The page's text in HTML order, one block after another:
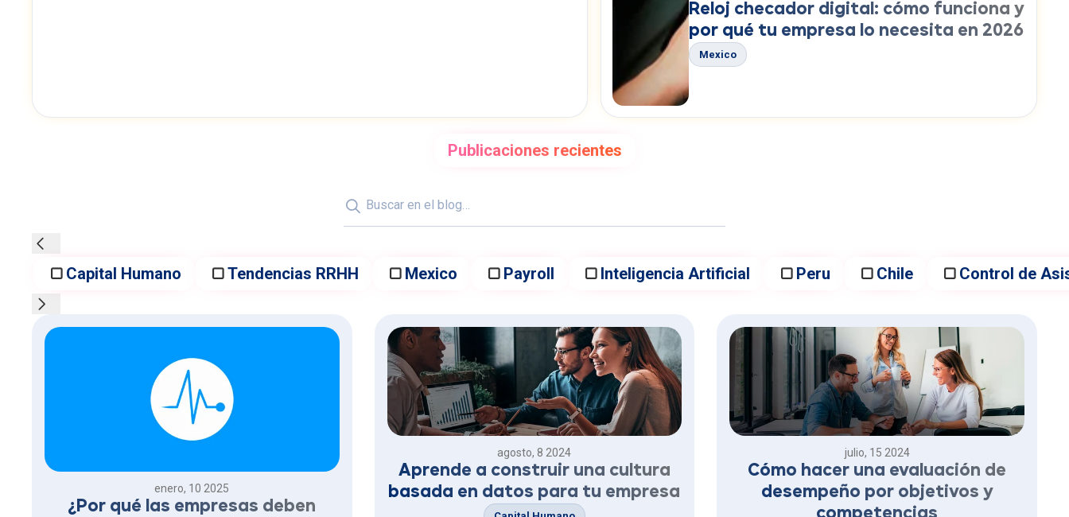
Reloj checador digital: cómo funciona y
por qué tu empresa lo necesita en 2026
Mexico
Publicaciones recientes
Capital Humano Tendencias RRHH Mexico Payroll Inteligencia Artificial Peru Chile Control de
Artículos del blog
enero, 10 2025
¿Por qué las empresas deben
agosto, 8 2024
Aprende a construir una cultura
basada en datos para tu empresa
julio, 15 2024
Cómo hacer una evaluación de
desempeño por objetivos y